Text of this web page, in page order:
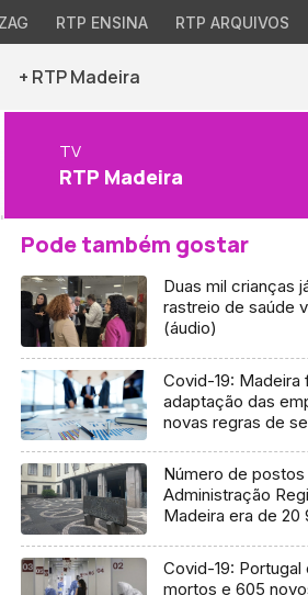
RTP ENSINA RTP ARQUIVOS
+ RTP Madeira
TV
RTP Madeira
Pode também gostar
Duas mil crianças
rastreio de saúde
(áudio)
Covid-19: Madeira
adaptação das
novas regras de
Número de postos
Administração
Madeira era de 20
Covid-19:
mortos e 605